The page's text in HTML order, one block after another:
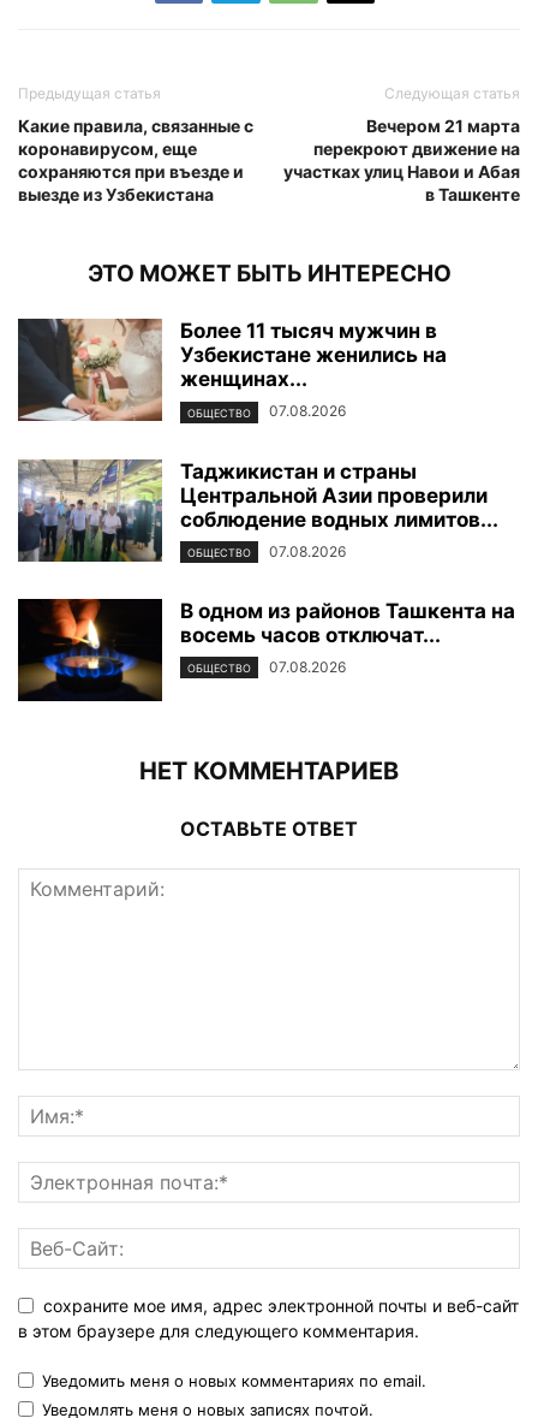
Предыдущая статья
Какие правила, связанные с
коронавирусом, еще
сохраняются при въезде и
выезде из Узбекистана
Следующая статья
Вечером 21 марта
перекроют движение на
участках улиц Навои и Абая
в Ташкенте
ЭТО МОЖЕТ БЫТЬ ИНТЕРЕСНО
Более 11 тысяч мужчин в
Узбекистане женились на
женщинах...
ОБЩЕСТВО 07.08.2026
Таджикистан и страны
Центральной Азии проверили
соблюдение водных лимитов...
ОБЩЕСТВО 07.08.2026
В одном из районов Ташкента на
восемь часов отключат...
ОБЩЕСТВО 07.08.2026
НЕТ КОММЕНТАРИЕВ
ОСТАВЬТЕ ОТВЕТ
сохраните мое имя, адрес электронной почты и веб-сайт
в этом браузере для следующего комментария.
Уведомить меня о новых комментариях по email.
Уведомлять меня о новых записях почтой.